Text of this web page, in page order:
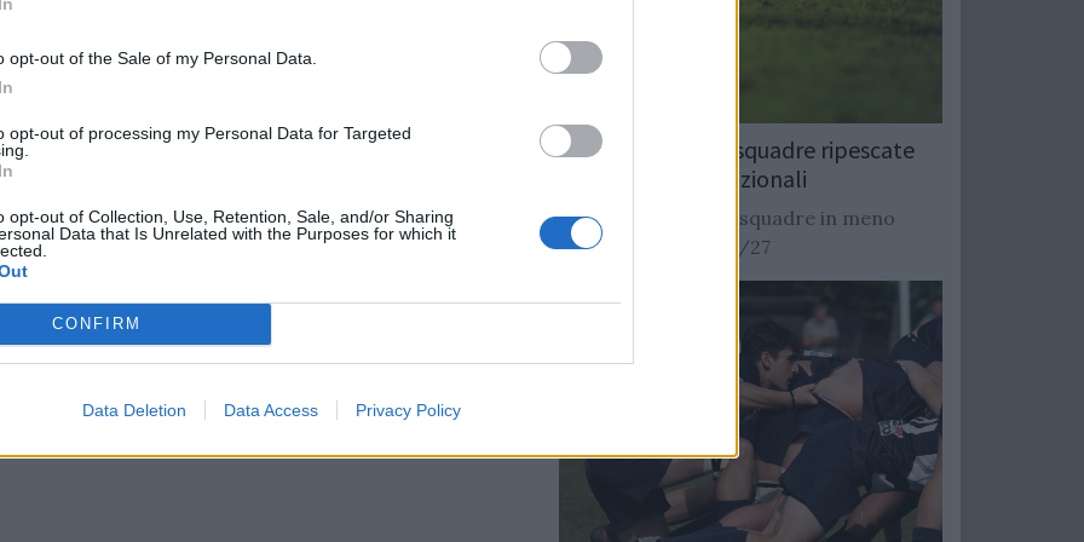
opt-out of the Sale of my Personal Data.
opt-out of processing my Personal Data for Targeted
opt-out of Collection, Use, Retention, Sale, and/or Sharing
Data that Is Unrelated with the Purposes for which it
CONFIRM
Data Deletion Data Access Privacy Policy
talenti. Altrimenti non sarebbe arrivata
avrebbe
perso tre partite su tre con
20 e l'Under 18
. Così va vista la
inglese dopo 5 anni di residenza,
partita delle Summer Series. Quindi
del Sudafrica il 4 luglio a
luglio a Liverpool contro le Fiji e il 18
Rugby: Record di squadre ripescate
nei campionati nazionali
Si stimano oltre 20 squadre in meno
dalla stagione 2026/27